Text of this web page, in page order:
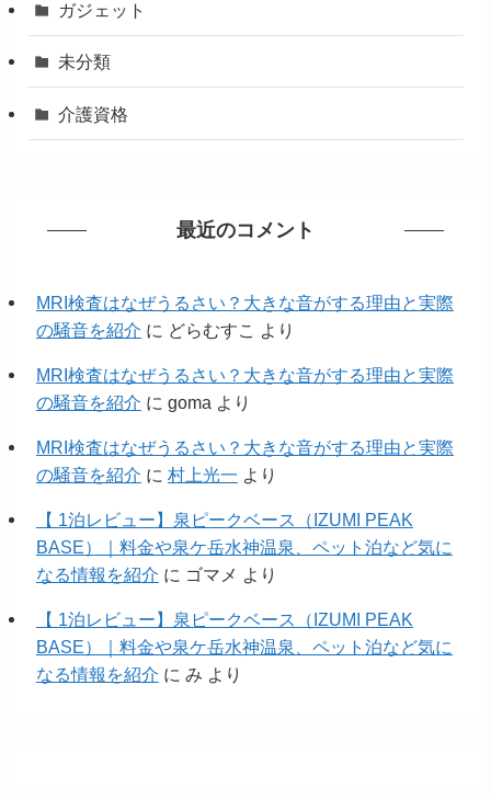
ガジェット
未分類
介護資格
最近のコメント
MRI検査はなぜうるさい？大きな音がする理由と実際
の騒音を紹介 に どらむすこ より
MRI検査はなぜうるさい？大きな音がする理由と実際
の騒音を紹介 に goma より
MRI検査はなぜうるさい？大きな音がする理由と実際
の騒音を紹介 に 村上光一 より
【 1泊レビュー】泉ピークベース（IZUMI PEAK
BASE）｜料金や泉ケ岳水神温泉、ペット泊など気に
なる情報を紹介 に ゴマメ より
【 1泊レビュー】泉ピークベース（IZUMI PEAK
BASE）｜料金や泉ケ岳水神温泉、ペット泊など気に
なる情報を紹介 に み より